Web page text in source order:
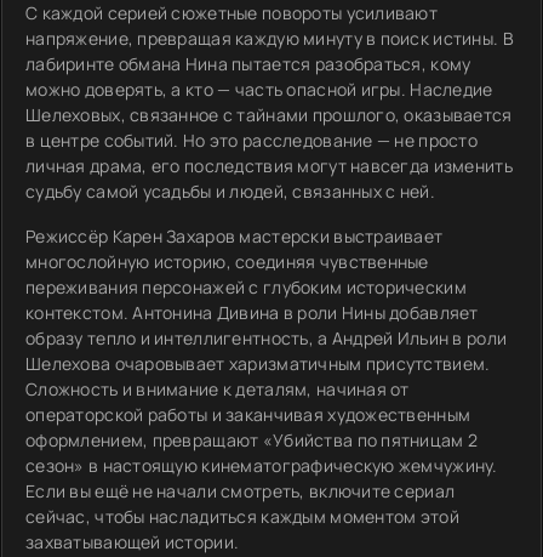
С каждой серией сюжетные повороты усиливают
напряжение, превращая каждую минуту в поиск истины. В
лабиринте обмана Нина пытается разобраться, кому
можно доверять, а кто — часть опасной игры. Наследие
Шелеховых, связанное с тайнами прошлого, оказывается
в центре событий. Но это расследование — не просто
личная драма, его последствия могут навсегда изменить
судьбу самой усадьбы и людей, связанных с ней.
Режиссёр Карен Захаров мастерски выстраивает
многослойную историю, соединяя чувственные
переживания персонажей с глубоким историческим
контекстом. Антонина Дивина в роли Нины добавляет
образу тепло и интеллигентность, а Андрей Ильин в роли
Шелехова очаровывает харизматичным присутствием.
Сложность и внимание к деталям, начиная от
операторской работы и заканчивая художественным
оформлением, превращают «Убийства по пятницам 2
сезон» в настоящую кинематографическую жемчужину.
Если вы ещё не начали смотреть, включите сериал
сейчас, чтобы насладиться каждым моментом этой
захватывающей истории.